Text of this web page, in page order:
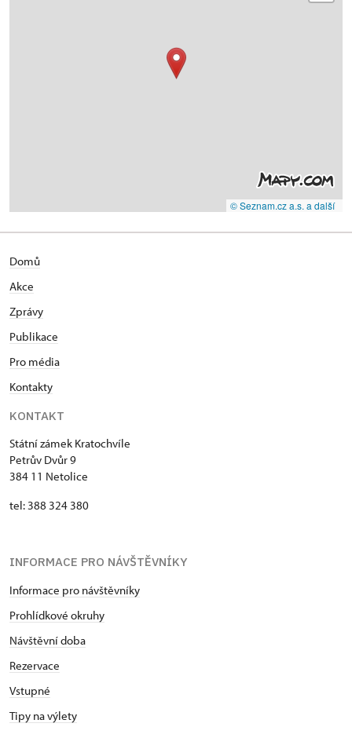
© Seznam.cz a.s. a další
Domů
Akce
Zprávy
Publikace
Pro média
Kontakty
KONTAKT
Státní zámek Kratochvíle
Petrův Dvůr 9
384 11 Netolice
tel: 388 324 380
INFORMACE PRO NÁVŠTĚVNÍKY
Informace pro návštěvníky
Prohlídkové okruhy
Návštěvní doba
Rezervace
Vstupné
Tipy na výlety